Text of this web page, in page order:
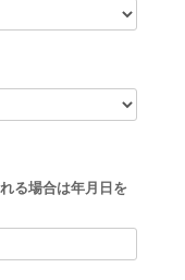
る場合は年月日を